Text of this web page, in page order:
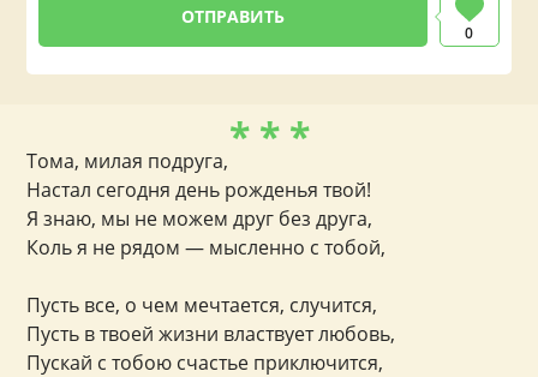
0
* * *
Тома, милая подруга,
Настал сегодня день рожденья твой!
Я знаю, мы не можем друг без друга,
Коль я не рядом — мысленно с тобой,
Пусть все, о чем мечтается, случится,
Пусть в твоей жизни властвует любовь,
Пускай с тобою счастье приключится,